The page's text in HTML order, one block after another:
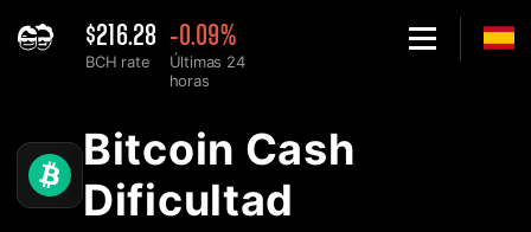
$216.28
BCH rate
-0.09%
Últimas 24
horas
Bitcoin Cash
Dificultad